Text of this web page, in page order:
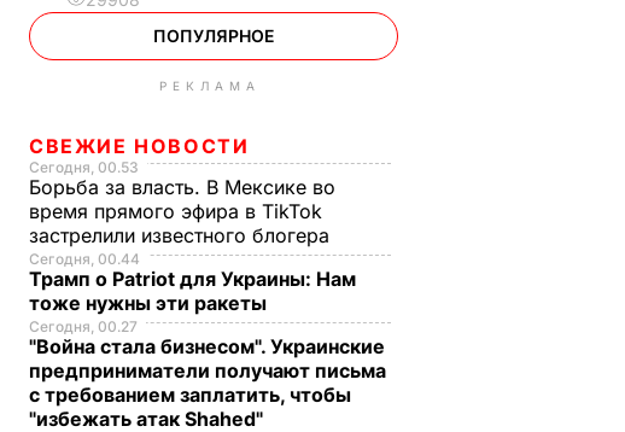
ПОПУЛЯРНОЕ
РЕКЛАМА
СВЕЖИЕ НОВОСТИ
Сегодня, 00.53
Борьба за власть. В Мексике во
время прямого эфира в TikTok
застрелили известного блогера
Сегодня, 00.44
Трамп о Patriot для Украины: Нам
тоже нужны эти ракеты
Сегодня, 00.27
"Война стала бизнесом". Украинские
предприниматели получают письма
с требованием заплатить, чтобы
"избежать атак Shahed"